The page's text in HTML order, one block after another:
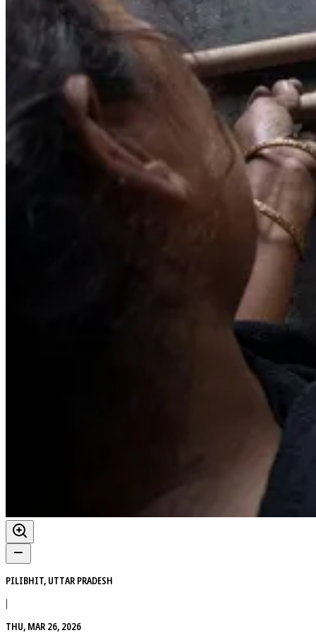
PILIBHIT, UTTAR PRADESH
|
THU, MAR 26, 2026